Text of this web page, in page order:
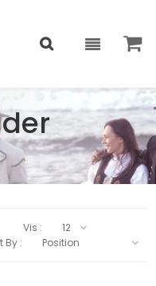
Vis :
By :